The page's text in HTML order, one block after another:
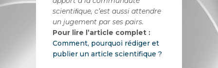
scientiﬁque, c’est aussi attendre
un jugement par ses pairs.
Pour lire l’article complet :
Comment, pourquoi rédiger et
publier un article scientifique ?